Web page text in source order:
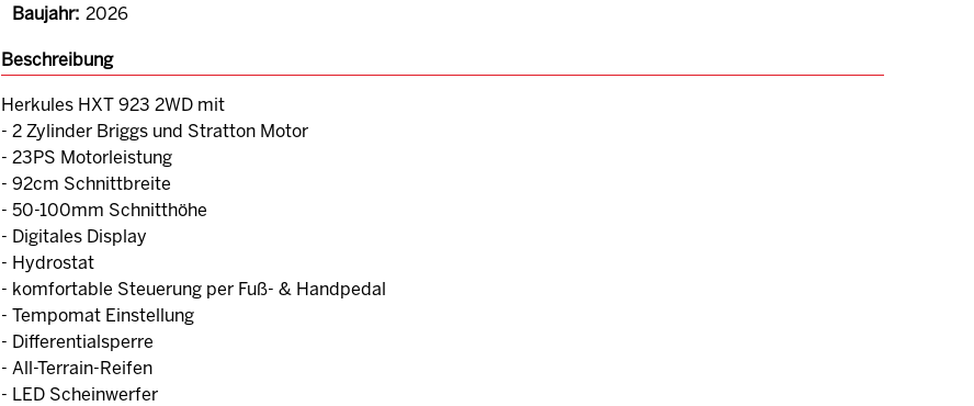
Baujahr: 2026
Beschreibung
Herkules HXT 923 2WD mit
- 2 Zylinder Briggs und Stratton Motor
- 23PS Motorleistung
- 92cm Schnittbreite
- 50-100mm Schnitthöhe
- Digitales Display
- Hydrostat
- komfortable Steuerung per Fuß- & Handpedal
- Tempomat Einstellung
- Differentialsperre
- All-Terrain-Reifen
- LED Scheinwerfer